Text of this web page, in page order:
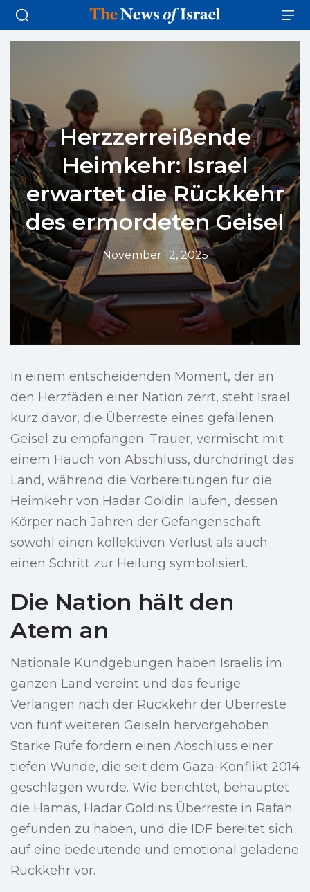
Herzzerreißende
Heimkehr: Israel
erwartet die Rückkehr
des ermordeten Geisel
November 12, 2025
In einem entscheidenden Moment, der an
den Herzfäden einer Nation zerrt, steht Israel
kurz davor, die Überreste eines gefallenen
Geisel zu empfangen. Trauer, vermischt mit
einem Hauch von Abschluss, durchdringt das
Land, während die Vorbereitungen für die
Heimkehr von Hadar Goldin laufen, dessen
Körper nach Jahren der Gefangenschaft
sowohl einen kollektiven Verlust als auch
einen Schritt zur Heilung symbolisiert.
Die Nation hält den
Atem an
Nationale Kundgebungen haben Israelis im
ganzen Land vereint und das feurige
Verlangen nach der Rückkehr der Überreste
von fünf weiteren Geiseln hervorgehoben.
Starke Rufe fordern einen Abschluss einer
tiefen Wunde, die seit dem Gaza-Konflikt 2014
geschlagen wurde. Wie berichtet, behauptet
die Hamas, Hadar Goldins Überreste in Rafah
gefunden zu haben, und die IDF bereitet sich
auf eine bedeutende und emotional geladene
Rückkehr vor.